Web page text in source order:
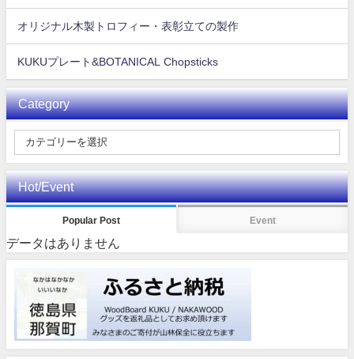
オリジナル木製トロフィー・表彰立ての製作
KUKUプレート&BOTANICAL Chopsticks
Category
Hot/Event
Popular Post Event
データはありません